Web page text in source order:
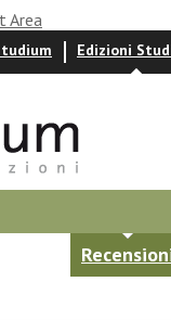
Area
Edizioni